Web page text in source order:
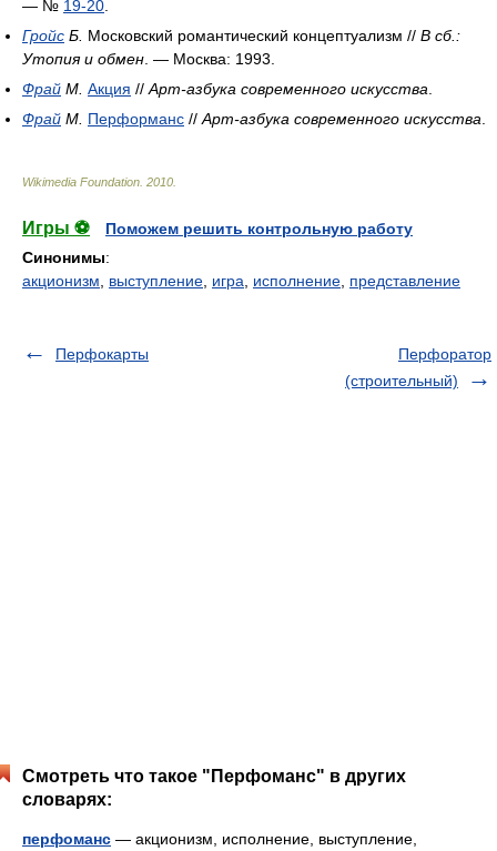
— № 19-20
Гройс Б. Московский романтический концептуализм // В сб.:
Утопия и обмен . — Москва: 1993.
Фрай М. Акция // Арт-азбука современного искусства
Фрай М. Перформанс // Арт-азбука современного искусства
Wikimedia Foundation 2010
Игры ⚽
Поможем решить контрольную работу
Синонимы:
акционизм
выступление игра исполнение представление
Перфокарты
Перфоратор
(строительный)
Смотреть что такое "Перфоманс" в других
словарях:
перфоманс — акционизм, исполнение, выступление,